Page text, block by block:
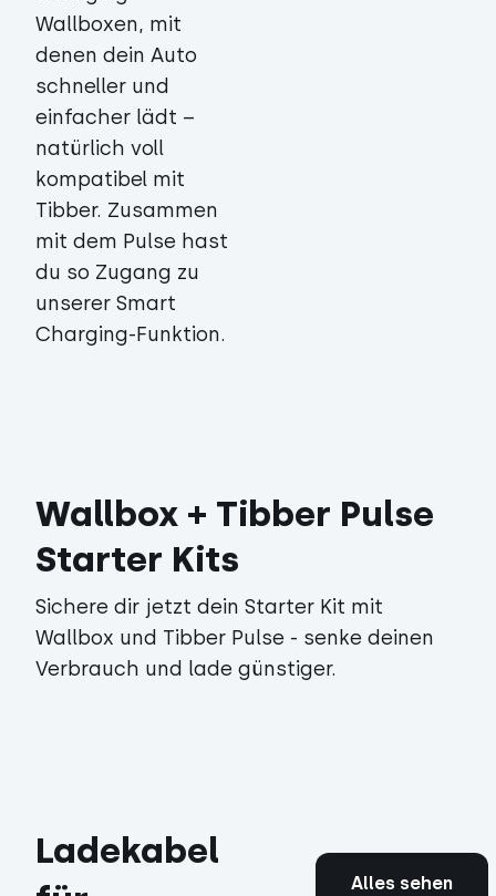
Wallboxen, mit
denen dein Auto
schneller und
einfacher lädt –
natürlich voll
kompatibel mit
Tibber. Zusammen
mit dem Pulse hast
du so Zugang zu
unserer Smart
Charging-Funktion.
Wallbox + Tibber Pulse
Starter Kits
Sichere dir jetzt dein Starter Kit mit
Wallbox und Tibber Pulse - senke deinen
Verbrauch und lade günstiger.
Ladekabel
Alles sehen